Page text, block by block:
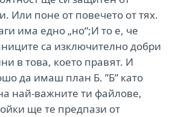
Или поне от повечето от тях.
има едно „но“;И то е, че
са изключително добри
в това, което правят. И
да имаш план Б. ”Б” като
най-важните ти файлове,
ще те предпази от